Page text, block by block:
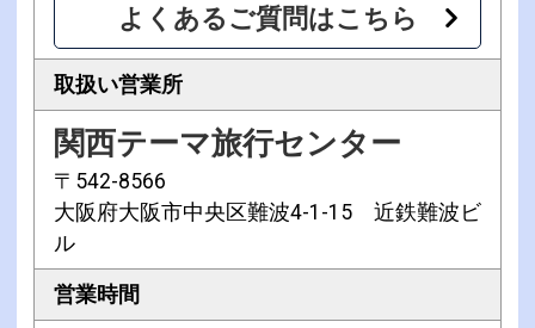
よくあるご質問はこちら
取扱い営業所
関西テーマ旅行センター
〒542-8566
大阪府大阪市中央区難波4-1-15 近鉄難波ビ
ル
営業時間